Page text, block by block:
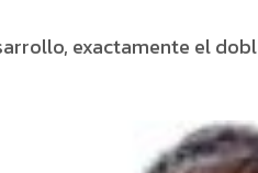
exactamente el